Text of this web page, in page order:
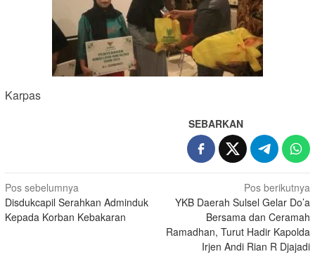
Karpas
SEBARKAN
Navigasi
pos
Pos sebelumnya
Disdukcapil Serahkan Adminduk
Kepada Korban Kebakaran
Pos berikutnya
YKB Daerah Sulsel Gelar Do’a
Bersama dan Ceramah
Ramadhan, Turut Hadir Kapolda
Irjen Andi Rian R Djajadi